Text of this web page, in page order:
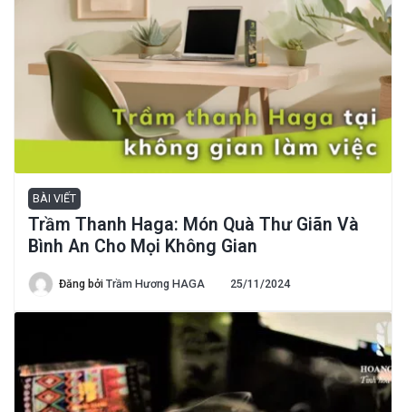
BÀI VIẾT
Trầm Thanh Haga: Món Quà Thư Giãn Và
Bình An Cho Mọi Không Gian
Đăng bởi Trầm Hương HAGA 25/11/2024